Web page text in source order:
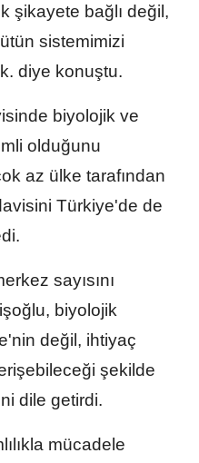
şikayete bağlı değil,
sistemimizi
diye konuştu.
biyolojik ve
olduğunu
az ülke tarafından
Türkiye'de de
sayısını
biyolojik
değil, ihtiyaç
şekilde
dile getirdi.
mücadele